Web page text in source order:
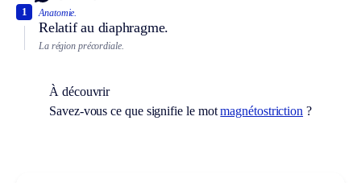
Anatomie.
Relatif au diaphragme.
1
La région précordiale.
À découvrir
Savez-vous ce que signifie le motmagnétostriction ?